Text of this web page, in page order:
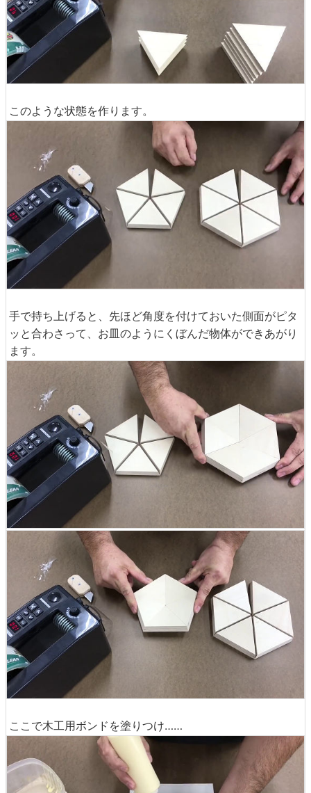
このような状態を作ります。
手で持ち上げると、先ほど角度を付けておいた側面がピタ
ッと合わさって、お皿のようにくぼんだ物体ができあがり
ます。
ここで木工用ボンドを塗りつけ……